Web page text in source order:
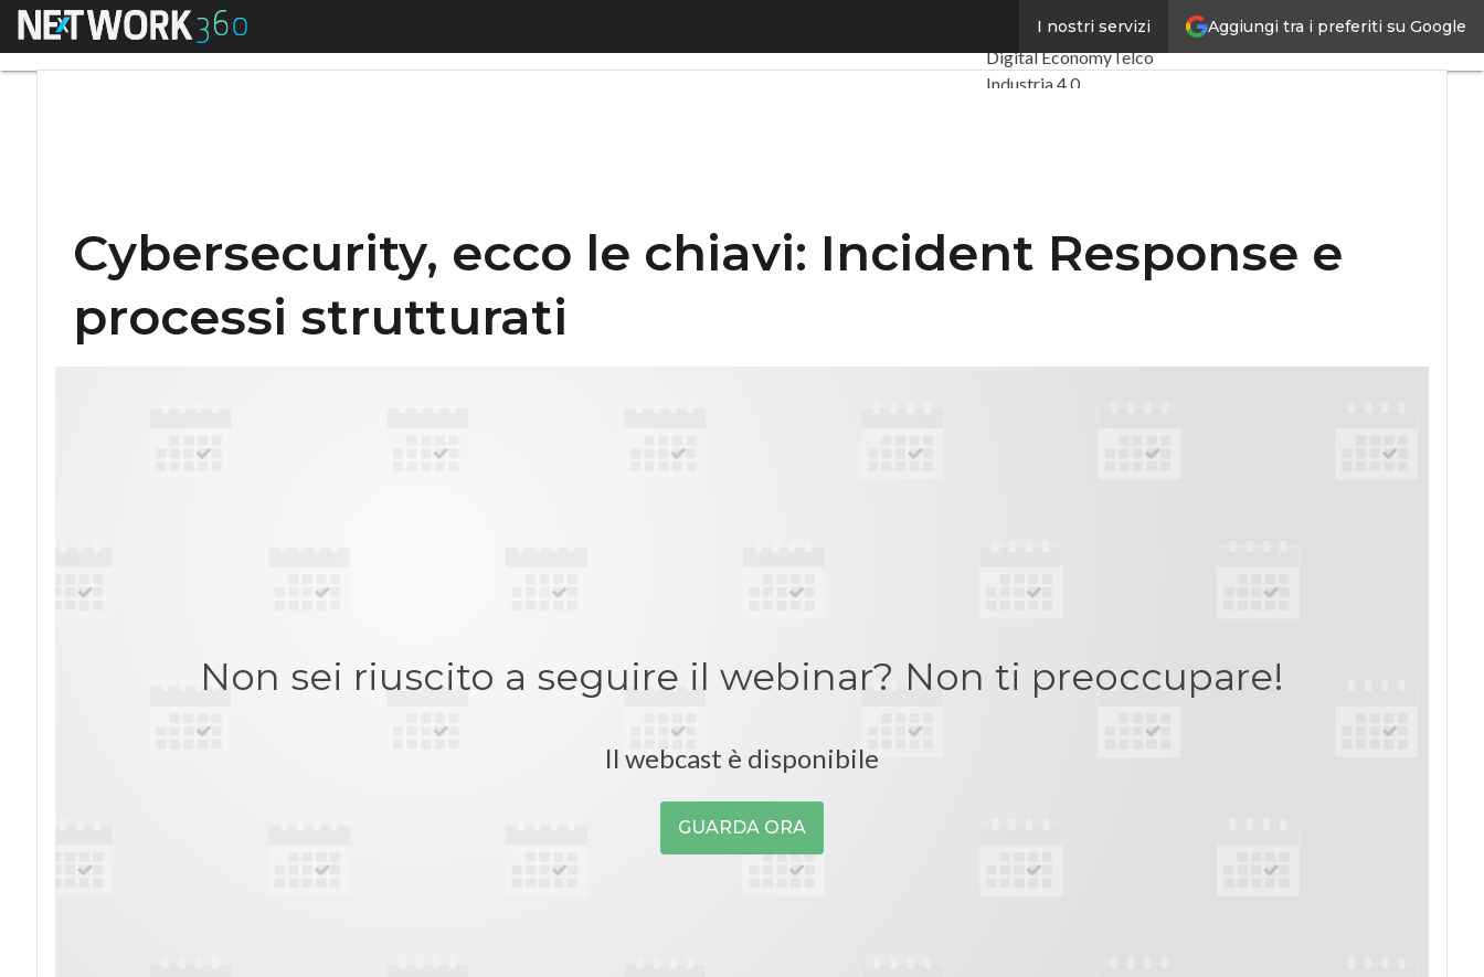
Aggiungi tra i preferiti su Google
I nostri servizi
Menu
Ultimi articoli
Digital EconomyTelco
Industria 4.0
Podcast
Privacy
Cybersecurity, ecco le chiavi: Incident Response e
processi strutturati
Non sei riuscito a seguire il webinar? Non ti preoccupare!
Il webcast è disponibile
GUARDA ORA